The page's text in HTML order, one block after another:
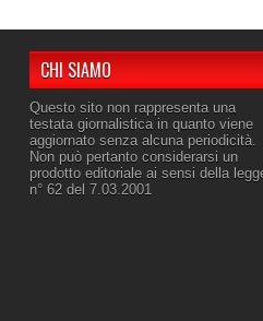
CHI SIAMO
Questo sito non rappresenta una
testata giornalistica in quanto viene
aggiornato senza alcuna periodicità.
Non può pertanto considerarsi un
prodotto editoriale ai sensi della
n° 62 del 7.03.2001